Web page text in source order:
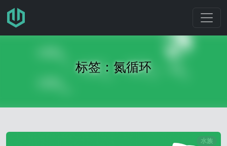
跳转至主要内容
标签：氮循环
水族